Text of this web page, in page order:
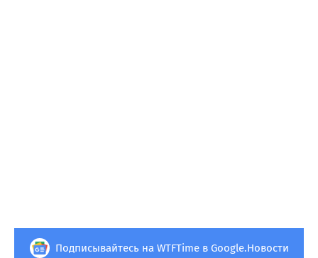
Подписывайтесь на WTFTime в Google.Новости